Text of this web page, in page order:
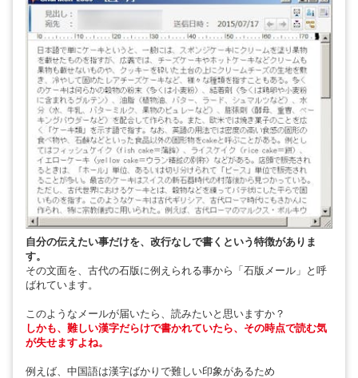
自分の伝えたい事だけを、改行なしで書くという特徴がありま
す。
その文面を、古代の石版に例えられる事から「石版メール」と呼
ばれています。
このようなメールが届いたら、読みたいと思いますか？
しかも、難しい漢字だらけで書かれていたら、その時点で読む気
が失せますよね。
例えば、中国語は漢字ばかりで難しい印象があるため